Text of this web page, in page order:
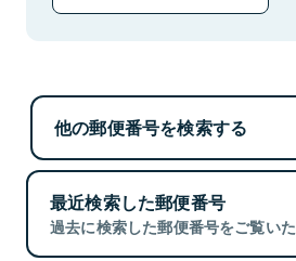
他の郵便番号を検索する
最近検索した郵便番号
過去に検索した郵便番号をご覧いた